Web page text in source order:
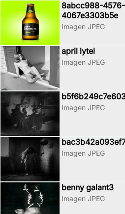
8abcc988-
4067e3303b5e
Imagen JPEG
april lytel
Imagen JPEG
Imagen JPEG
Imagen JPEG
benny galant3
Imagen JPEG